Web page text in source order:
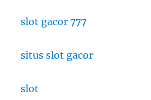
slot gacor 777
situs slot gacor
slot